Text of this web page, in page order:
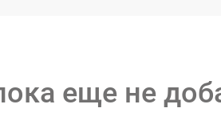
еще не